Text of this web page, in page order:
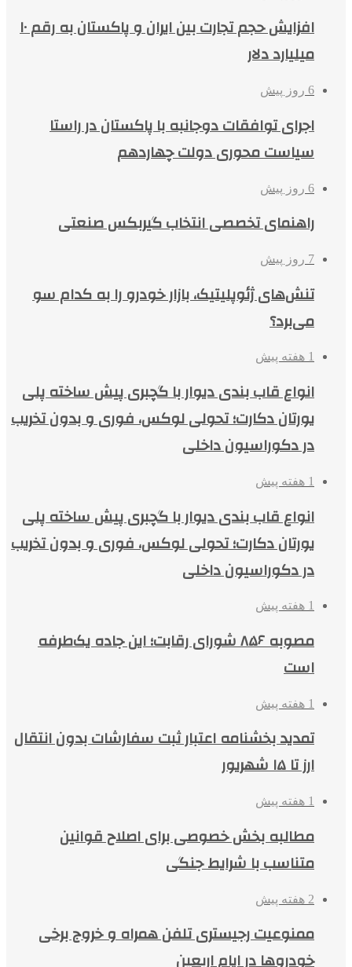
افزایش حجم تجارت بین ایران و پاکستان به رقم ۱۰
میلیارد دلار
6 روز پیش
اجرای توافقات دوجانبه با پاکستان در راستا
سیاست محوری دولت چهاردهم
6 روز پیش
راهنمای تخصصی انتخاب گیربکس صنعتی
7 روز پیش
تنش‌های ژئوپلیتیک، بازار خودرو را به کدام سو
می‌برد؟
1 هفته پیش
انواع قاب بندی دیوار با گچبری پیش ساخته پلی
یورتان دکارت؛ تحولی لوکس، فوری و بدون تخریب
در دکوراسیون داخلی
1 هفته پیش
انواع قاب بندی دیوار با گچبری پیش ساخته پلی
یورتان دکارت؛ تحولی لوکس، فوری و بدون تخریب
در دکوراسیون داخلی
1 هفته پیش
مصوبه ۸۵۶ شورای رقابت؛ این جاده یک‌طرفه
است
1 هفته پیش
تمدید بخشنامه اعتبار ثبت سفارشات بدون انتقال
ارز تا ۱۵ شهریور
1 هفته پیش
مطالبه بخش خصوصی برای اصلاح قوانین
متناسب با شرایط جنگی
2 هفته پیش
ممنوعیت رجیستری تلفن همراه و خروج برخی
خودروها در ایام اربعین